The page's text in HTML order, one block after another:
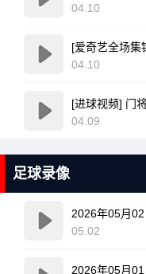
04.10
04.10
04.09
足球录像
05.02